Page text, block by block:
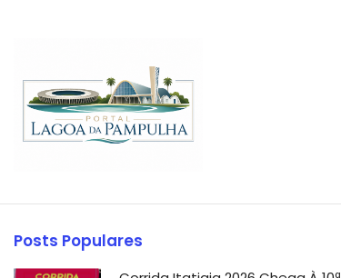
Posts Populares